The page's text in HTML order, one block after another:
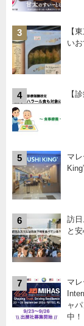
3
【
い
4 【
5
マ
6
訪
と
7
マ
ャ
中